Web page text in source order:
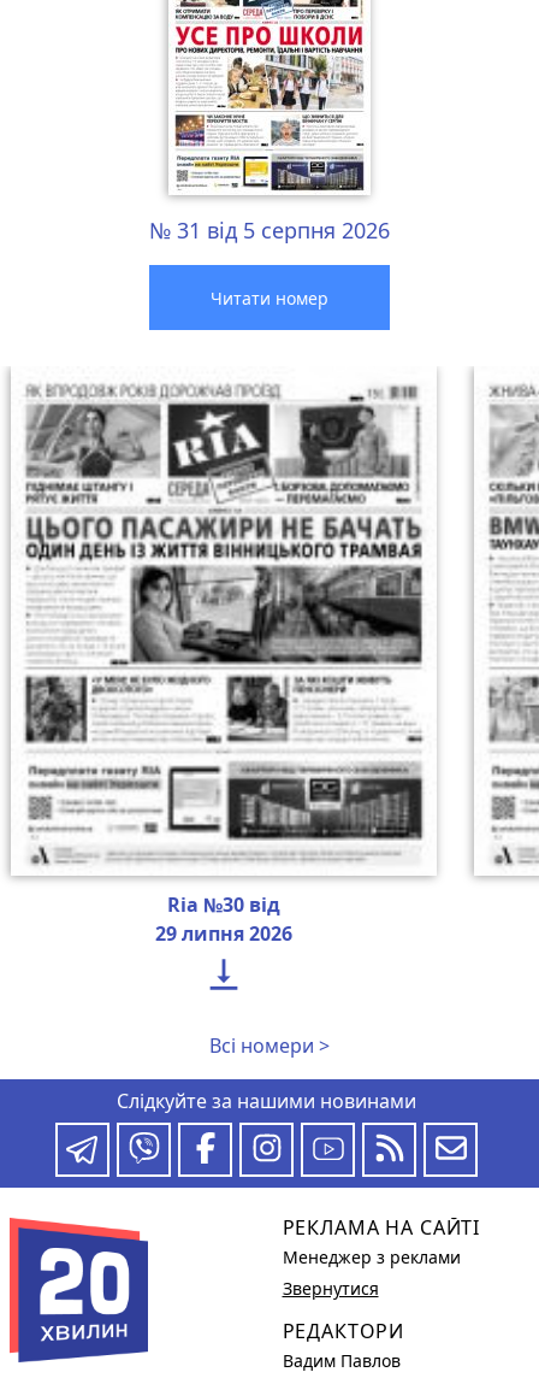
№ 31 від 5 серпня 2026
Читати номер
Ria №30 від
29 липня 2026

Всі номери >
Слідкуйте за нашими новинами
РЕКЛАМА НА САЙТІ
Менеджер з реклами
Звернутися
РЕДАКТОРИ
Вадим Павлов